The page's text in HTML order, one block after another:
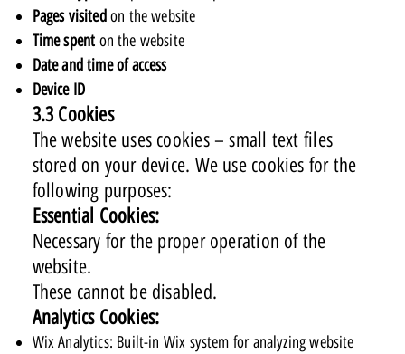
Pages visitedon the website
Time spent on the website
Date and time of access
Device ID
3.3 Cookies
The website uses cookies – small text files
stored on your device. We use cookies for the
following purposes:
Essential Cookies:
Necessary for the proper operation of the
website.
These cannot be disabled.
Analytics Cookies:
Wix Analytics: Built-in Wix system for analyzing website